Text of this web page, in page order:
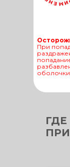
При
оболочки
ГДЕ